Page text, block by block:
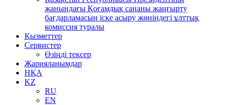
жанындағы Қоғамдық сананы жаңғырту
бағдарламасын іске асыру жөніндегі ұлттық
комиссия туралы
Қызметтер
Сервистер
Өзіңді тексер
Жарияланымдар
НҚА
KZ
RU
EN